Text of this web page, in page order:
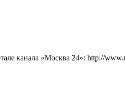
канала «Москва 24»: http://